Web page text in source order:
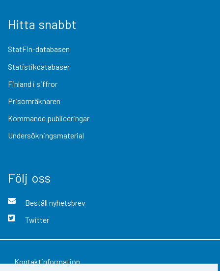
Hitta snabbt
StatFin-databasen
Statistikdatabaser
Finland i siffror
Prisomräknaren
Kommande publiceringar
Undersökningsmaterial
Följ oss
Beställ nyhetsbrev
Twitter
Kontaktinformation